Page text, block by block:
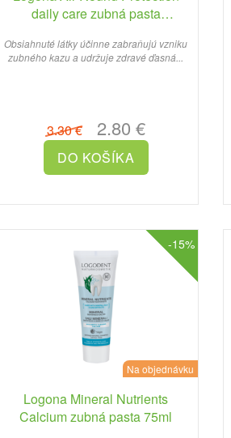
daily care zubná pasta
Obsiahnuté látky účinne zabraňujú vzniku
zubného kazu a udržuje zdravé ďasná...
3.30 €2.80 €
-15%
Na objednávku
Logona Mineral Nutrients
Calcium zubná pasta 75ml